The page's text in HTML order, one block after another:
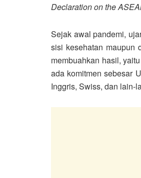
Declaration on the
Sejak awal pandemi,
sisi kesehatan maupun
membuahkan hasil,
ada komitmen sebesar
Inggris, Swiss, dan lain-